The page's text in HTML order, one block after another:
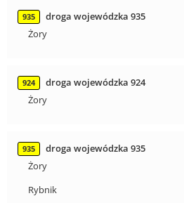
935
droga wojewódzka 935
Żory
924
droga wojewódzka 924
Żory
935
droga wojewódzka 935
Żory
Rybnik